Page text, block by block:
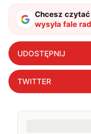
także uprawiać
Chcesz
wysyła fale
ich szukać?"?
UDOSTĘPNIJ
TWITTER